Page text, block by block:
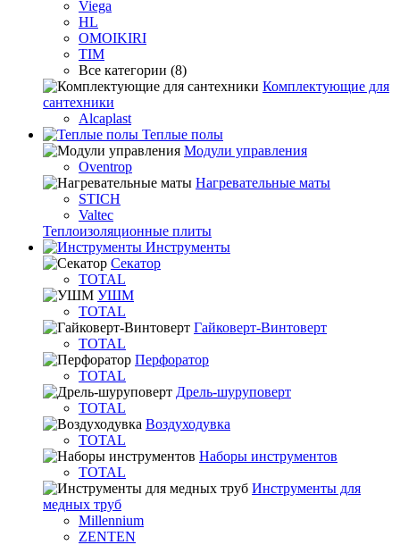
Viega
HL
OMOIKIRI
TIM
Все категории (8)
Комплектующие для
сантехники
Alcaplast
Теплые полы
Модули управления
Oventrop
Нагревательные маты
STICH
Valtec
Теплоизоляционные плиты
Инструменты
Секатор
TOTAL
УШМ
TOTAL
Гайковерт-Винтоверт
TOTAL
Перфоратор
TOTAL
Дрель-шуруповерт
TOTAL
Воздуходувка
TOTAL
Наборы инструментов
TOTAL
Инструменты для
медных труб
Millennium
ZENTEN